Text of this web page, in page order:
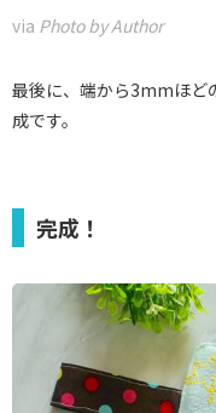
via Photo by Author
最後に、端から3mmほど
成です。
完成！